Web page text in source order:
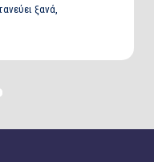
ξανά,
NEXT